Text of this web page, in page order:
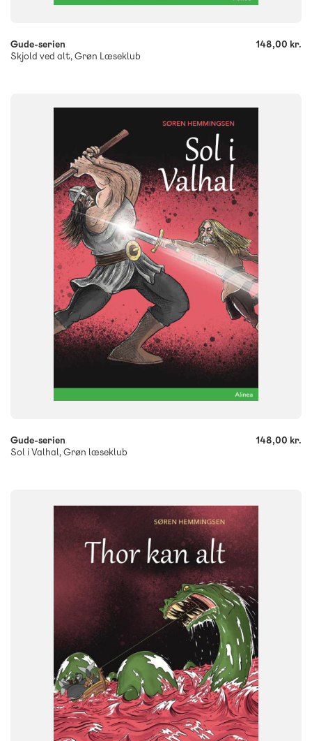
Gude-serien
Skjold ved alt, Grøn Læseklub
148,00 kr.
1. klasse 2. klasse 3. klasse
FORMAT
Flergangsbog
9788723551733
+
Gude-serien
Sol i Valhal, Grøn læseklub
148,00 kr.
1. klasse 2. klasse 3. klasse
9788723553195